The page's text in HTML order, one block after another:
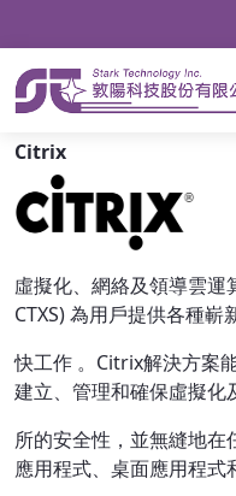
搜尋
Citrix
虛擬化、網絡及領導雲運
CTXS) 為用戶提供各種嶄
快工作 。Citrix解決方案
建立、管理和確保虛擬化
所的安全性，並無縫地在
應用程式、桌面應用程式